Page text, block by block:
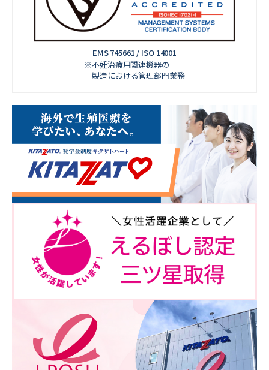
EMS 745661 / ISO 14001
※不妊治療用関連機器の
製造における管理部門業務